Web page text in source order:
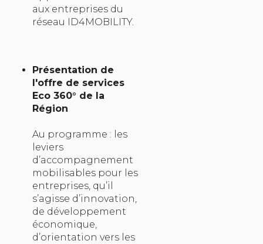
aux entreprises du
réseau ID4MOBILITY.
Présentation de
l'offre de services
Eco 360° de la
Région
Au programme : les
leviers
d’accompagnement
mobilisables pour les
entreprises, qu’il
s’agisse d’innovation,
de développement
économique,
d’orientation vers les